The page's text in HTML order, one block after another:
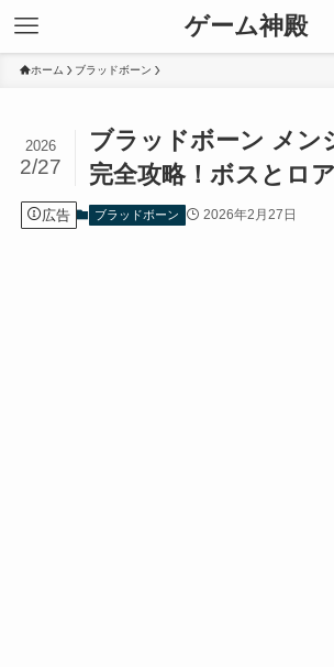
ゲーム神殿
ホーム ブラッドボーン
ブラッドボーン メン
完全攻略！ボスとロ
2026
2/27
広告 ブラッドボーン 2026年2月27日